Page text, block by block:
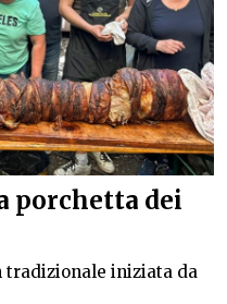
porchetta dei
tradizionale iniziata da